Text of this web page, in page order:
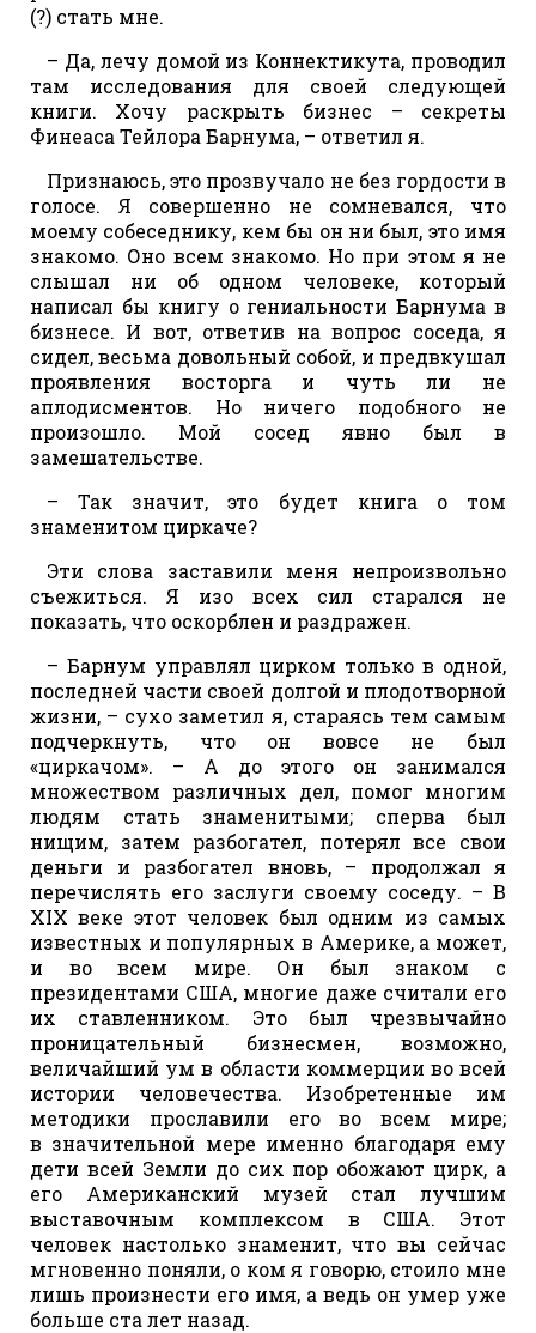
(?) стать мне.
– Да, лечу домой из Коннектикута, проводил
там исследования для своей следующей
книги. Хочу раскрыть бизнес – секреты
Финеаса Тейлора Барнума, – ответил я.
Признаюсь, это прозвучало не без гордости в
голосе. Я совершенно не сомневался, что
моему собеседнику, кем бы он ни был, это имя
знакомо. Оно всем знакомо. Но при этом я не
слышал ни об одном человеке, который
написал бы книгу о гениальности Барнума в
бизнесе. И вот, ответив на вопрос соседа, я
сидел, весьма довольный собой, и предвкушал
проявления восторга и чуть ли не
аплодисментов. Но ничего подобного не
произошло. Мой сосед явно был в
замешательстве.
– Так значит, это будет книга о том
знаменитом циркаче?
Эти слова заставили меня непроизвольно
съежиться. Я изо всех сил старался не
показать, что оскорблен и раздражен.
– Барнум управлял цирком только в одной,
последней части своей долгой и плодотворной
жизни, – сухо заметил я, стараясь тем самым
подчеркнуть, что он вовсе не был
«циркачом». – А до этого он занимался
множеством различных дел, помог многим
людям стать знаменитыми; сперва был
нищим, затем разбогател, потерял все свои
деньги и разбогател вновь, – продолжал я
перечислять его заслуги своему соседу. – В
XIX веке этот человек был одним из самых
известных и популярных в Америке, а может,
и во всем мире. Он был знаком с
президентами США, многие даже считали его
их ставленником. Это был чрезвычайно
проницательный бизнесмен, возможно,
величайший ум в области коммерции во всей
истории человечества. Изобретенные им
методики прославили его во всем мире;
в значительной мере именно благодаря ему
дети всей Земли до сих пор обожают цирк, а
его Американский музей стал лучшим
выставочным комплексом в США. Этот
человек настолько знаменит, что вы сейчас
мгновенно поняли, о ком я говорю, стоило мне
лишь произнести его имя, а ведь он умер уже
больше ста лет назад.